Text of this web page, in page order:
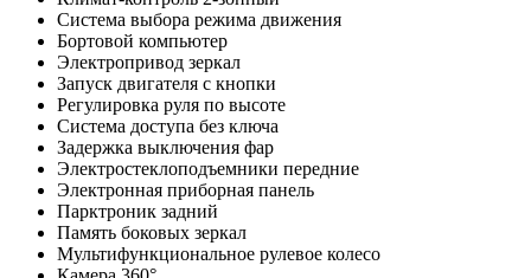
Система выбора режима движения
Бортовой компьютер
Электропривод зеркал
Запуск двигателя с кнопки
Регулировка руля по высоте
Система доступа без ключа
Задержка выключения фар
Электростеклоподъемники передние
Электронная приборная панель
Парктроник задний
Память боковых зеркал
Мультифункциональное рулевое колесо